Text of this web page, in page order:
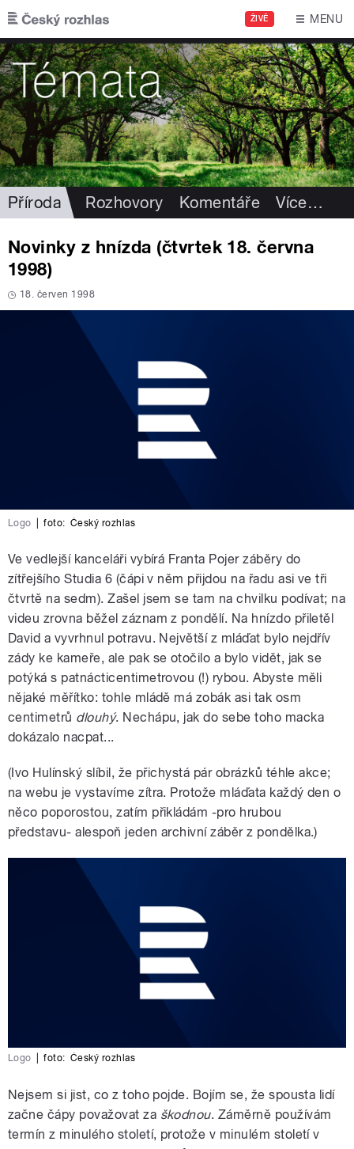
Přejít k hlavnímu obsahu
ŽIVĚ MENU
Příroda Rozhovory Komentáře Více…
Novinky z hnízda (čtvrtek 18. června
1998)
18. červen 1998
Logo foto: Český rozhlas
Ve vedlejší kanceláři vybírá Franta Pojer záběry do
zítřejšího Studia 6 (čápi v něm přijdou na řadu asi ve tři
čtvrtě na sedm). Zašel jsem se tam na chvilku podívat; na
videu zrovna běžel záznam z pondělí. Na hnízdo přiletěl
David a vyvrhnul potravu. Největší z mláďat bylo nejdřív
zády ke kameře, ale pak se otočilo a bylo vidět, jak se
potýká s patnácticentimetrovou (!) rybou. Abyste měli
nějaké měřítko: tohle mládě má zobák asi tak osm
centimetrů dlouhý. Nechápu, jak do sebe toho macka
dokázalo nacpat...
(Ivo Hulínský slíbil, že přichystá pár obrázků téhle akce;
na webu je vystavíme zítra. Protože mláďata každý den o
něco poporostou, zatím přikládám -pro hrubou
představu- alespoň jeden archivní záběr z pondělka.)
Logo foto: Český rozhlas
Nejsem si jist, co z toho pojde. Bojím se, že spousta lidí
začne čápy považovat za škodnou. Záměrně používám
termín z minulého století, protože v minulém století v